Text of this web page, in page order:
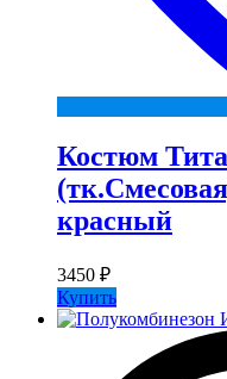
Костюм
красный
3450 ₽
Купить